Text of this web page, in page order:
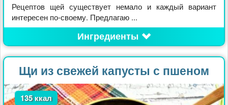
Рецептов щей существует немало и каждый вариант
интересен по-своему. Предлагаю ...
Ингредиенты
Щи из свежей капусты с пшеном
135 ккал